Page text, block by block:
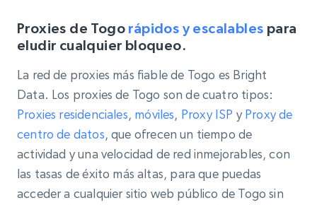
Proxies de Togo rápidos y escalables para
eludir cualquier bloqueo.
La red de proxies más fiable de Togo es Bright
Data. Los proxies de Togo son de cuatro tipos:
Proxies residenciales, móviles, Proxy ISP y Proxy de
centro de datos, que ofrecen un tiempo de
actividad y una velocidad de red inmejorables, con
las tasas de éxito más altas, para que puedas
acceder a cualquier sitio web público de Togo sin